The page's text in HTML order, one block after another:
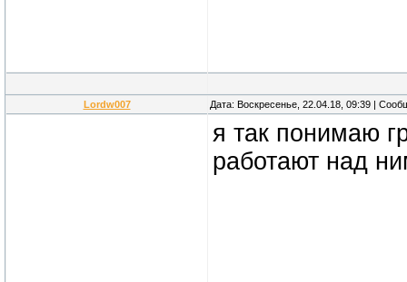
Lordw007 Дата: Воскресенье, 22.04.18, 09:39 |
я так понимаю
работают над